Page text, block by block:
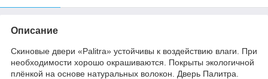
Описание
Скиновые двери «Palitra» устойчивы к воздействию влаги. При
необходимости хорошо окрашиваются. Покрыты экологичной
плёнкой на основе натуральных волокон. Дверь Палитра.